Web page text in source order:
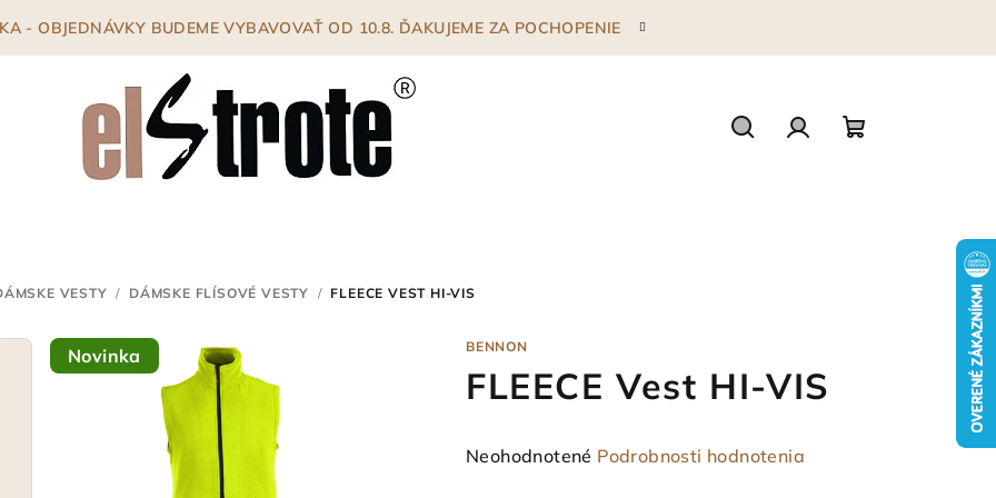
- OBJEDNÁVKY BUDEME VYBAVOVAŤ OD 10.8. ĎAKUJEME ZA POCHOPENIE
VESTY / DÁMSKE FLÍSOVÉ VESTY / FLEECE VEST HI-VIS
BENNON
FLEECE Vest HI-VIS
Priemerné
Neohodnotené Podrobnosti hodnotenia
Novinka